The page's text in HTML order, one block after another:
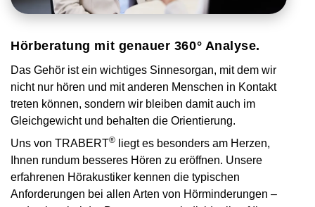
Hörberatung mit genauer 360° Analyse.
Das Gehör ist ein wichtiges Sinnesorgan, mit dem wir
nicht nur hören und mit anderen Menschen in Kontakt
treten können, sondern wir bleiben damit auch im
Gleichgewicht und behalten die Orientierung.
Uns von TRABERT®
liegt es besonders am Herzen,
Ihnen rundum besseres Hören zu eröffnen. Unsere
erfahrenen Hörakustiker kennen die typischen
Anforderungen bei allen Arten von Hörminderungen –